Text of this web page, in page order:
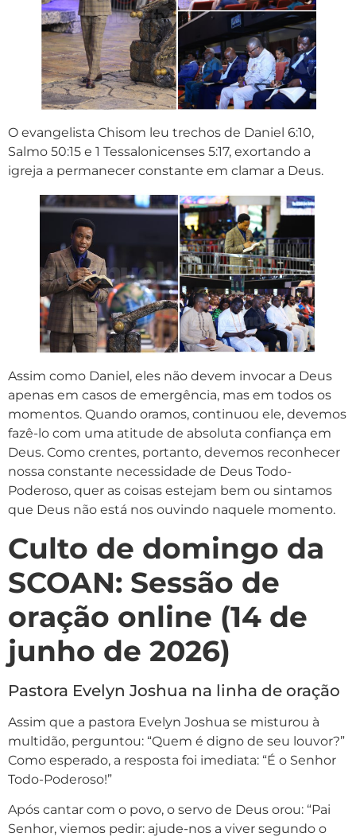
O evangelista Chisom leu trechos de Daniel 6:10,
Salmo 50:15 e 1 Tessalonicenses 5:17, exortando a
igreja a permanecer constante em clamar a Deus.
Assim como Daniel, eles não devem invocar a Deus
apenas em casos de emergência, mas em todos os
momentos. Quando oramos, continuou ele, devemos
fazê-lo com uma atitude de absoluta confiança em
Deus. Como crentes, portanto, devemos reconhecer
nossa constante necessidade de Deus Todo-
Poderoso, quer as coisas estejam bem ou sintamos
que Deus não está nos ouvindo naquele momento.
Culto de domingo da
SCOAN: Sessão de
oração online (14 de
junho de 2026)
Pastora Evelyn Joshua na linha de oração
Assim que a pastora Evelyn Joshua se misturou à
multidão, perguntou: “Quem é digno de seu louvor?”
Como esperado, a resposta foi imediata: “É o Senhor
Todo-Poderoso!”
Após cantar com o povo, o servo de Deus orou: “Pai
Senhor, viemos pedir: ajude-nos a viver segundo o